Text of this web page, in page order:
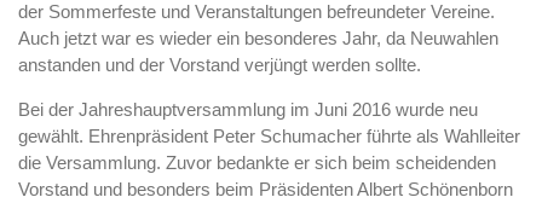
der Sommerfeste und Veranstaltungen befreundeter Vereine.
Auch jetzt war es wieder ein besonderes Jahr, da Neuwahlen
anstanden und der Vorstand verjüngt werden sollte.
Bei der Jahreshauptversammlung im Juni 2016 wurde neu
gewählt. Ehrenpräsident Peter Schumacher führte als Wahlleiter
die Versammlung. Zuvor bedankte er sich beim scheidenden
Vorstand und besonders beim Präsidenten Albert Schönenborn